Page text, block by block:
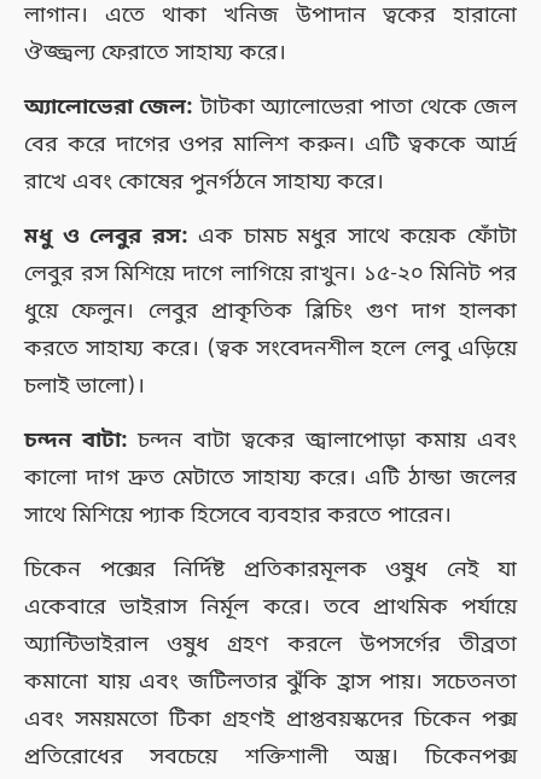
লাগান। এতে থাকা খনিজ উপাদান ত্বকের হারানো
ঔজ্জ্বল্য ফেরাতে সাহায্য করে।
অ্যালোভেরা জেল: টাটকা অ্যালোভেরা পাতা থেকে জেল
বের করে দাগের ওপর মালিশ করুন। এটি ত্বককে আর্দ্র
রাখে এবং কোষের পুনর্গঠনে সাহায্য করে।
মধু ও লেবুর রস: এক চামচ মধুর সাথে কয়েক ফোঁটা
লেবুর রস মিশিয়ে দাগে লাগিয়ে রাখুন। ১৫-২০ মিনিট পর
ধুয়ে ফেলুন। লেবুর প্রাকৃতিক ব্লিচিং গুণ দাগ হালকা
করতে সাহায্য করে। (ত্বক সংবেদনশীল হলে লেবু এড়িয়ে
চলাই ভালো)।
চন্দন বাটা: চন্দন বাটা ত্বকের জ্বালাপোড়া কমায় এবং
কালো দাগ দ্রুত মেটাতে সাহায্য করে। এটি ঠান্ডা জলের
সাথে মিশিয়ে প্যাক হিসেবে ব্যবহার করতে পারেন।
চিকেন পক্সের নির্দিষ্ট প্রতিকারমূলক ওষুধ নেই যা
একেবারে ভাইরাস নির্মূল করে। তবে প্রাথমিক পর্যায়ে
অ্যান্টিভাইরাল ওষুধ গ্রহণ করলে উপসর্গের তীব্রতা
কমানো যায় এবং জটিলতার ঝুঁকি হ্রাস পায়। সচেতনতা
এবং সময়মতো টিকা গ্রহণই প্রাপ্তবয়স্কদের চিকেন পক্স
প্রতিরোধের সবচেয়ে শক্তিশালী অস্ত্র। চিকেনপক্স